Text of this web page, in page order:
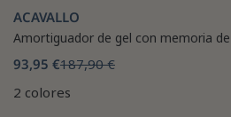
ACAVALLO
Amortiguador de gel con memoria
93,95 €187,90 €
2 colores